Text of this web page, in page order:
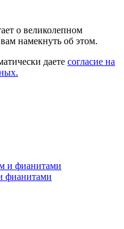
о великолепном
намекнуть об этом.
даете согласие на
фианитами